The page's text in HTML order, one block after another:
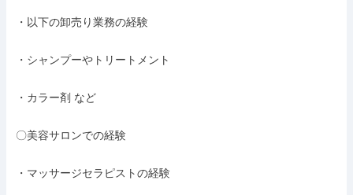
・以下の卸売り業務の経験
・シャンプーやトリートメント
・カラー剤 など
〇美容サロンでの経験
・マッサージセラピストの経験